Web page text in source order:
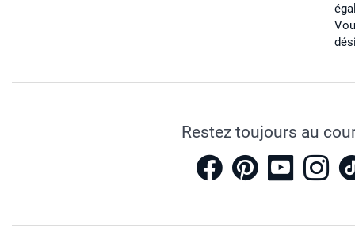
Restez toujours au